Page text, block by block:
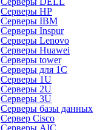
Серверы HP
Серверы IBM
Серверы Inspur
Серверы Lenovo
Серверы Huawei
Серверы tower
Серверы для 1C
Серверы 1U
Серверы 2U
Серверы 3U
Серверы базы данных
Сервер Cisco
Серверы AIC